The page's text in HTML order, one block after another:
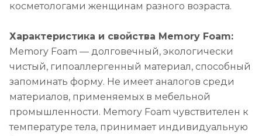
косметологами женщинам разного возраста.
Характеристика и свойства Memory Foam:
Memory Foam — долговечный, экологически
чистый, гипоаллергенный материал, способный
запоминать форму. Не имеет аналогов среди
материалов, применяемых в мебельной
промышленности. Memory Foam чувствителен к
температуре тела, принимает индивидуальную